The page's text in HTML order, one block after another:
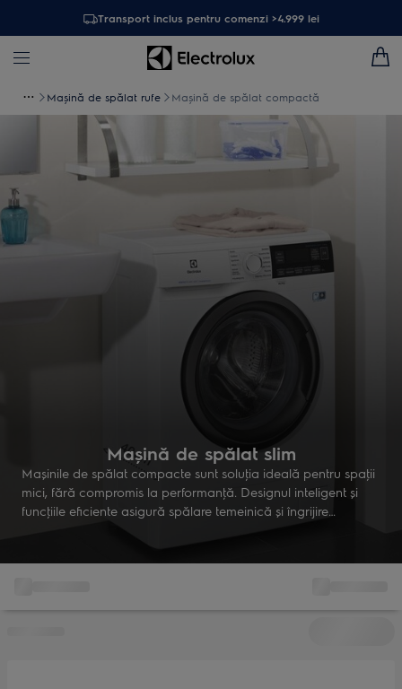
Transport inclus pentru comenzi >4.999 lei
Maşină de spălat rufe Mașină de spălat compactă
Mașină de spălat slim
Maşinile de spălat compacte sunt soluţia ideală pentru spaţii
mici, fără compromis la performanţă. Designul inteligent şi
funcţiile eficiente asigură spălare temeinică şi îngrijire